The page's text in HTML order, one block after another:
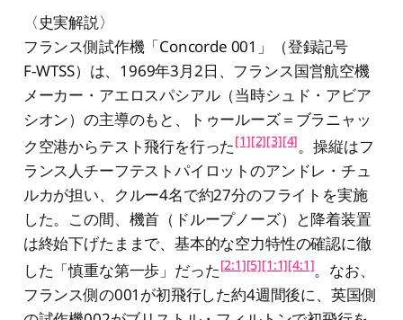
〈史実解説〉
フランス側試作機「Concorde 001」（登録記号
F‑WTSS）は、1969年3月2日、フランス国営航空機
メーカー・アエロスパシアル（当時シュド・アビア
シオン）の主導のもと、トゥールーズ＝ブラニャッ
ク空港からテスト飛行を行った[1][2][3][4]。操縦はフ
ランス人チーフテストパイロットのアンドレ・チュ
ルカが担い、クルー4名で約27分のフライトを実施
した。この間、機首（ドループノーズ）と降着装置
は終始下げたままで、基本的な空力特性の確認に徹
した「慎重な第一歩」だった[2:1][5][1:1][4:1]。なお、
フランス側の001が初飛行した約4週間後に、英国側